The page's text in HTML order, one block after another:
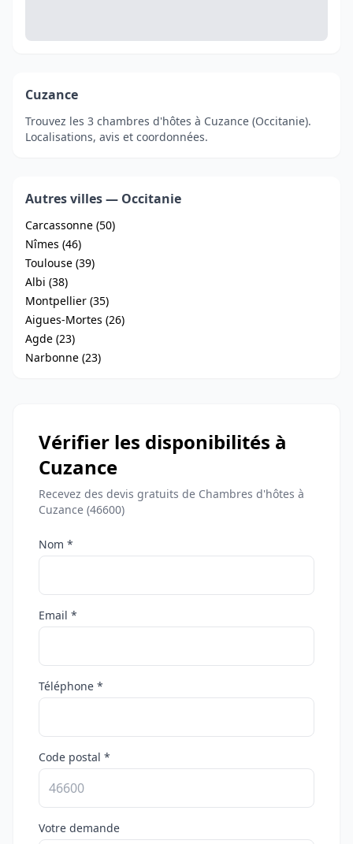
Cuzance
Trouvez les 3 chambres d'hôtes à Cuzance (Occitanie).
Localisations, avis et coordonnées.
Autres villes — Occitanie
Carcassonne (50)
Nîmes (46)
Toulouse (39)
Albi (38)
Montpellier (35)
Aigues-Mortes (26)
Agde (23)
Narbonne (23)
Vérifier les disponibilités à
Cuzance
Recevez des devis gratuits de Chambres d'hôtes à
Cuzance (46600)
Nom *
Email *
Téléphone *
Code postal *
Votre demande